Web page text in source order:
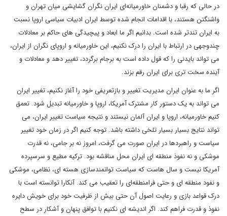
در حالی که رقبا و دشمنان خاورمیانه‌ای ایران نگران گشایشی میان تهران و
واشنگتن هستند، با اقدامات انجام شده توسط ایران ادبیات سیاسی اروپا نسبت
به ایران تندتر شده است. بدانیم اگر ما ابعاد و پیچیدگی های حاکم بر معادلات
چندوجهی در ارتباط با ایران را درک نکنیم، این خاورمیانه و اروپای نگران از ایران،
می تواند بایدنی را که قول داده است به برجام برگردد، تغییر دهد و معادلات و
آینده سخت تری برای ایران رقم بزند.
اگر ما به عنوان ایران مدیریت تغییر و بازتعریفی خود را آغاز نکنیم، تغییر ایران
می تواند به یک دستور کار مشترک آمریکا، اروپا و خاورمیانه تبدیل شود. تعمق
کنیم خاورمیانه، اروپا و ایران آلمان نیستند و نتیجه سیاست تغییر ایران، می
تواند نتایج بسیار بسیار تلخی داشته باشد. توجه کنیم اگر در زمان خود تغییر
سیاست و راهبردها در ایران صورت می گرفت، امروز نه بر جامی، نه قدرت
موشکی و نه نفوذ منطقه ای ایران محل مناقشه بود. ترکیه مطیع و سرسپرده
آمریکا نیست و سال هاست که سیاست توانمندسازی هسته ای‌، نظامی‌، موشکی
و نفود منطقه ای و حتی فرامنطقه‌ای را تعقیب می کند. آنکارا توانسته است با
درک قواعد بازی و رعایت اصول آن حتی بیش از ظرفیت خود برای خویش دایره
نفوذ و قدرت فراهم کند‌. اگر اندیشه ای نکنیم با توافق پنهان و آشکار در سطح